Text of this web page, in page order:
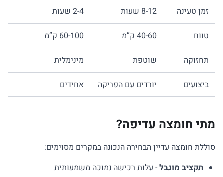
זמן טעינה 8-12 שעות 2-4 שעות
טווח 40-60 ק”מ 60-100 ק”מ
תחזוקה שוטפת מינימלית
ביצועים יורדים עם הפריקה אחידים
מתי חומצה עדיפה?
סוללת חומצה עדיין הבחירה הנכונה במקרים מסוימים:
תקציב מוגבל- עלות רכישה נמוכה משמעותית